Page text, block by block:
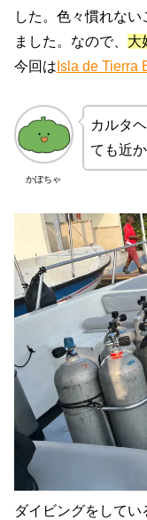
した。色々慣れない
ました。なので、 大
今回は Isla de Tierra
かぼちゃ
カルタ
ても近か
ダイビングをしてい